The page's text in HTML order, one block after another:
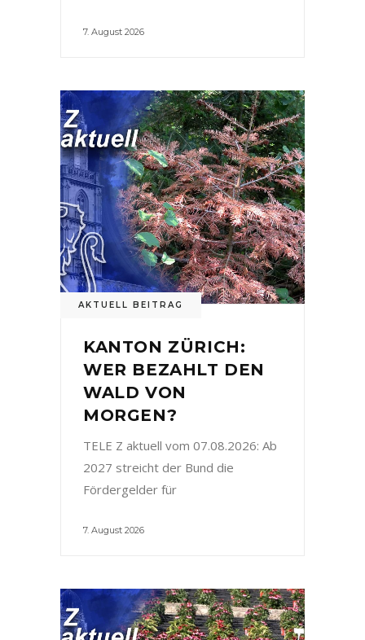
7. August 2026
AKTUELL BEITRAG
KANTON ZÜRICH:
WER BEZAHLT DEN
WALD VON
MORGEN?
TELE Z aktuell vom 07.08.2026: Ab
2027 streicht der Bund die
Fördergelder für
7. August 2026